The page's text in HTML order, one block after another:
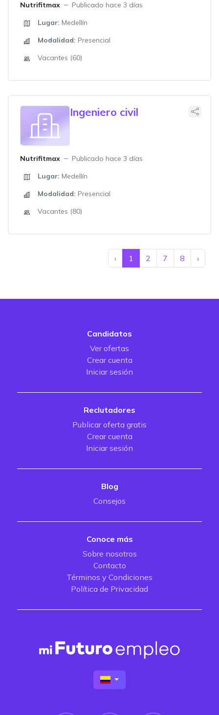
Nutrifitmax
Publicado hace 3 días
Lugar: Medellín
Modalidad: Presencial
Vacantes (60)
Ingeniero civil
Nutrifitmax
Publicado hace 3 días
Lugar: Medellín
Modalidad: Presencial
Vacantes (80)
‹ 1 2 7 8 ›
Candidatos
Ver ofertas
Crear cuenta
Iniciar sesión
Reclutadores
Publicar oferta gratis
Crear cuenta
Iniciar sesión
Blog
Consejos
Conoce más
Sobre nosotros
Contacto
Términos y Condiciones
Política de Privacidad